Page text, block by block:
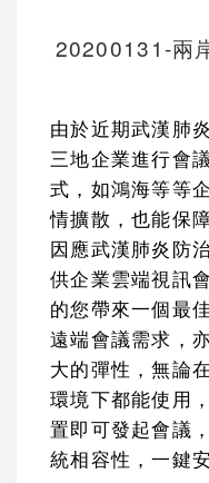
20200131-兩
由於近期武漢肺
三地企業進行會
式，如鴻海等等
情擴散，也能保
因應武漢肺炎防
供企業雲端視訊
的您帶來一個最
遠端會議需求，
大的彈性，無論
環境下都能使用
置即可發起會議
統相容性，一鍵